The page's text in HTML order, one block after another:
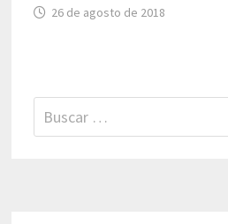
26 de agosto de 2018
Buscar: